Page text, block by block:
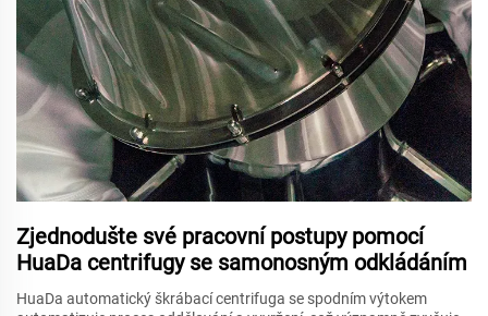
Zjednodušte své pracovní postupy pomocí
HuaDa centrifugy se samonosným odkládáním
HuaDa automatický škrábací centrifuga se spodním výtokem